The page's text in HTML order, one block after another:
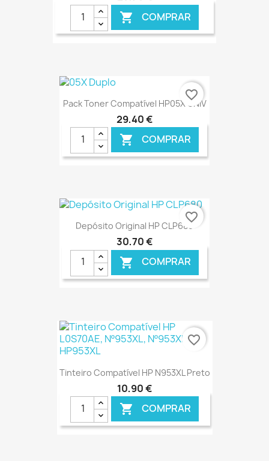
 COMPRAR
€ ONLINE
Pack Toner Compatível HP05X UNIV
29,40 €
 COMPRAR
€ ONLINE
favorite_border
Depósito Original HP CLP680
30,70 €
 COMPRAR
€ ONLINE
favorite_border
Tinteiro Compatível HP N953XL Preto
10,90 €
 COMPRAR
favorite_border